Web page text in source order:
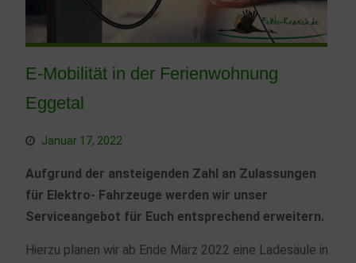
E-Mobilität in der Ferienwohnung
Eggetal
Januar 17, 2022
Aufgrund der ansteigenden Zahl an Zulassungen
für Elektro- Fahrzeuge werden wir unser
Serviceangebot für Euch entsprechend erweitern.
Hierzu planen wir ab Ende März 2022 eine Ladesäule in